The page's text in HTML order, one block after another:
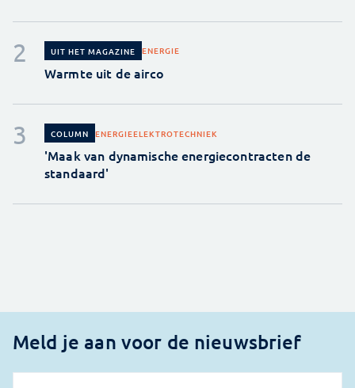
UIT HET MAGAZINE ENERGIE
Warmte uit de airco
COLUMN ENERGIEELEKTROTECHNIEK
'Maak van dynamische energiecontracten de
standaard'
Meld je aan voor de nieuwsbrief